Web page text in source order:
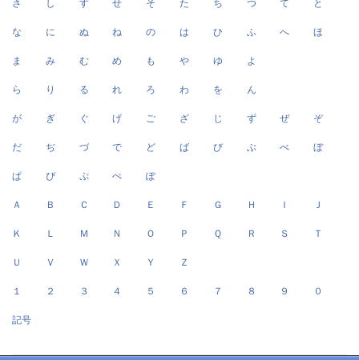
さ し す せ そ た ち つ て と
な に ぬ ね の は ひ ふ へ ほ
ま み む め も や ゆ よ
ら り る れ ろ わ を ん
が ぎ ぐ げ ご ざ じ ず ぜ ぞ
だ ぢ づ で ど ば び ぶ べ ぼ
ぱ ぴ ぷ ぺ ぽ
Ａ Ｂ Ｃ Ｄ Ｅ Ｆ Ｇ Ｈ Ｉ Ｊ
Ｋ Ｌ Ｍ Ｎ Ｏ Ｐ Ｑ Ｒ Ｓ Ｔ
Ｕ Ｖ Ｗ Ｘ Ｙ Ｚ
１ ２ ３ ４ ５ ６ ７ ８ ９ ０
記号